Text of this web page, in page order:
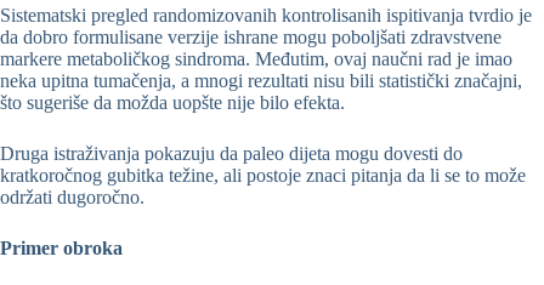
Sistematski pregled randomizovanih kontrolisanih ispitivanja tvrdio je
da dobro formulisane verzije ishrane mogu poboljšati zdravstvene
markere metaboličkog sindroma. Međutim, ovaj naučni rad je imao
neka upitna tumačenja, a mnogi rezultati nisu bili statistički značajni,
što sugeriše da možda uopšte nije bilo efekta.
Druga istraživanja pokazuju da paleo dijeta mogu dovesti do
kratkoročnog gubitka težine, ali postoje znaci pitanja da li se to može
održati dugoročno.
Primer obroka